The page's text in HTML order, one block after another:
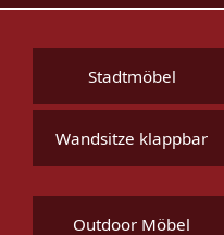
Stadtmöbel
Wandsitze klappbar
Outdoor Möbel